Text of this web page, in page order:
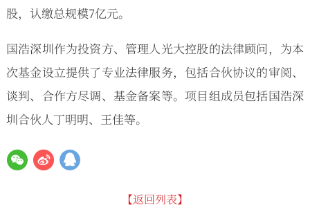
股，认缴总规模7亿元。
国浩深圳作为投资方、管理人光大控股的法律顾问，为本
次基金设立提供了专业法律服务，包括合伙协议的审阅、
谈判、合作方尽调、基金备案等。项目组成员包括国浩深
圳合伙人丁明明、王佳等。
【返回列表】